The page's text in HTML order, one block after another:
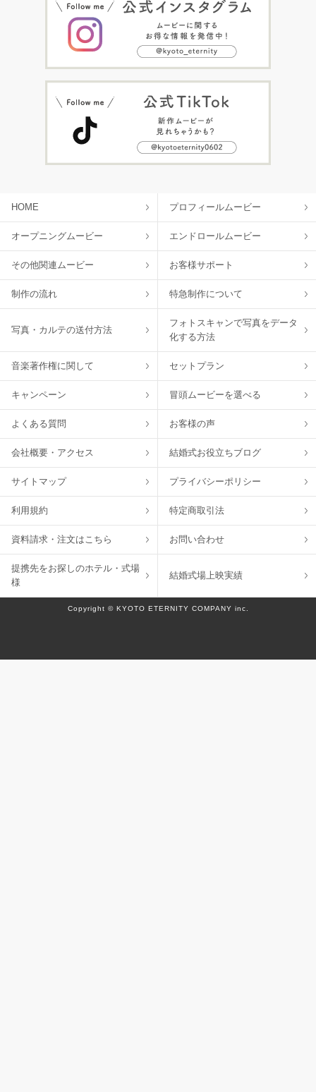
HOME プロフィールムービー
オープニングムービー エンドロールムービー
その他関連ムービー お客様サポート
制作の流れ 特急制作について
写真・カルテの送付方法
フォトスキャンで写真をデータ
化する方法
音楽著作権に関して セットプラン
キャンペーン 冒頭ムービーを選べる
よくある質問 お客様の声
会社概要・アクセス 結婚式お役立ちブログ
サイトマップ プライバシーポリシー
利用規約 特定商取引法
資料請求・注文はこちら お問い合わせ
提携先をお探しのホテル・式場
様
結婚式場上映実績
Copyright © KYOTO ETERNITY COMPANY inc.